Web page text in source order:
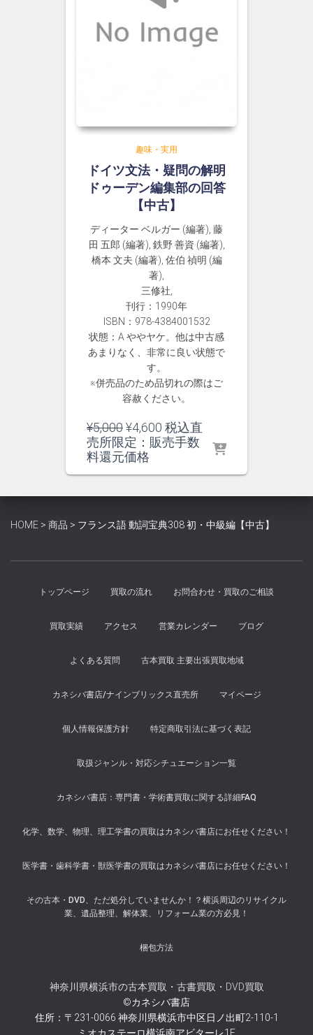
趣味・実用
ドイツ文法・疑問の解明
ドゥーデン編集部の回答
【中古】
ディーター ベルガー (編著), 藤
田 五郎 (編著), 鉄野 善資 (編著),
橋本 文夫 (編著), 佐伯 禎明 (編
著),
三修社,
刊行：1990年
ISBN：978-4384001532
状態：A ややヤケ。他は中古感
あまりなく、非常に良い状態で
す。
※併売品のため品切れの際はご
容赦ください。
¥5,000元
の
価
¥5,000
し
¥4,600 現
在
は
で
税込直
売所限定：販売手数
料還元価格
HOME > 商品 > フランス語 動詞宝典308 初・中級編【中古】
トップページ 買取の流れ お問合わせ・買取のご相談
買取実績 アクセス 営業カレンダー ブログ
よくある質問 古本買取 主要出張買取地域
カネシバ書店/ナインブリックス直売所 マイページ
個人情報保護方針 特定商取引法に基づく表記
取扱ジャンル・対応シチュエーション一覧
カネシバ書店：専門書・学術書買取に関する詳細FAQ
化学、数学、物理、理工学書の買取はカネシバ書店にお任せください！
医学書・歯科学書・獣医学書の買取はカネシバ書店にお任せください！
その古本・DVD、ただ処分していませんか！？横浜周辺のリサイクル
業、遺品整理、解体業、リフォーム業の方必見！
梱包方法
神奈川県横浜市の古本買取・古書買取・DVD買取
©カネシバ書店
住所：〒231-0066 神奈川県横浜市中区日ノ出町2-110-1